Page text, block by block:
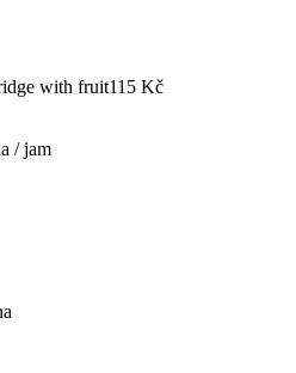
with fruit115 Kč
/ jam